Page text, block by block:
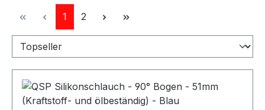
Seite
1 Seite
2